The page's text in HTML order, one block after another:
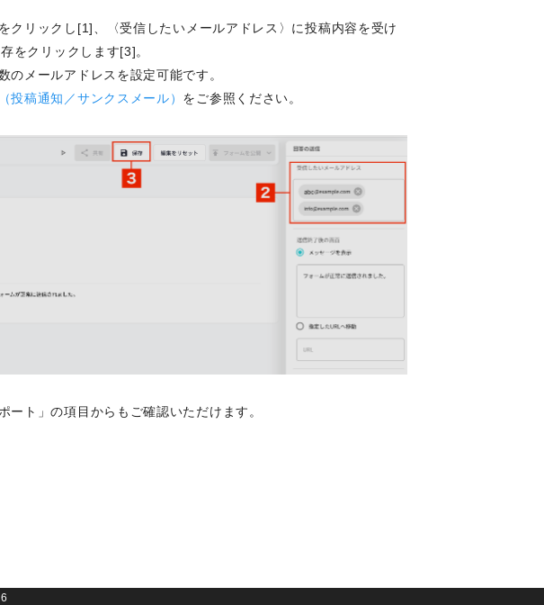
クリックし[1]、〈受信したいメールアドレス〉に投稿内容を受け
をクリックします[3]。
のメールアドレスを設定可能です。
投稿通知／サンクスメール） をご参照ください。
ト」の項目からもご確認いただけます。